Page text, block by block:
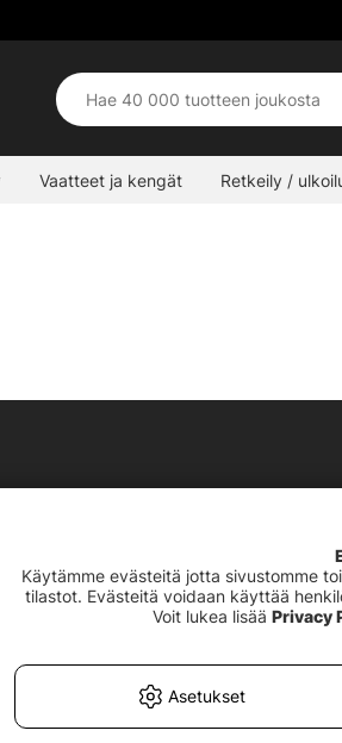
Vaatteet ja kengät Retkeily /
Käytämme evästeitä jotta sivustomme
tilastot. Evästeitä voidaan käyttää
Voit lukea lisää Privacy
Asetukset